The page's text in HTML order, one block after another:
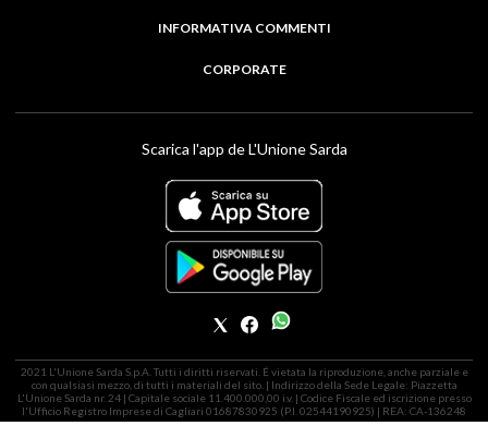
INFORMATIVA COMMENTI
CORPORATE
Scarica l'app de L'Unione Sarda
2021 L'Unione Sarda S.p.A. Tutti i diritti riservati. É vietata la riproduzione, anche parziale e
con qualsiasi mezzo, di tutti i materiali del sito. | Indirizzo della Sede Legale: Piazzetta
L'Unione Sarda nr. 24 | Capitale sociale 11.400.000,00 i.v. | Codice Fiscale ed iscrizione presso
l'Ufficio Registro Imprese di Cagliari 01687830925 (P.I. 02544190925) | REA: CA-136248